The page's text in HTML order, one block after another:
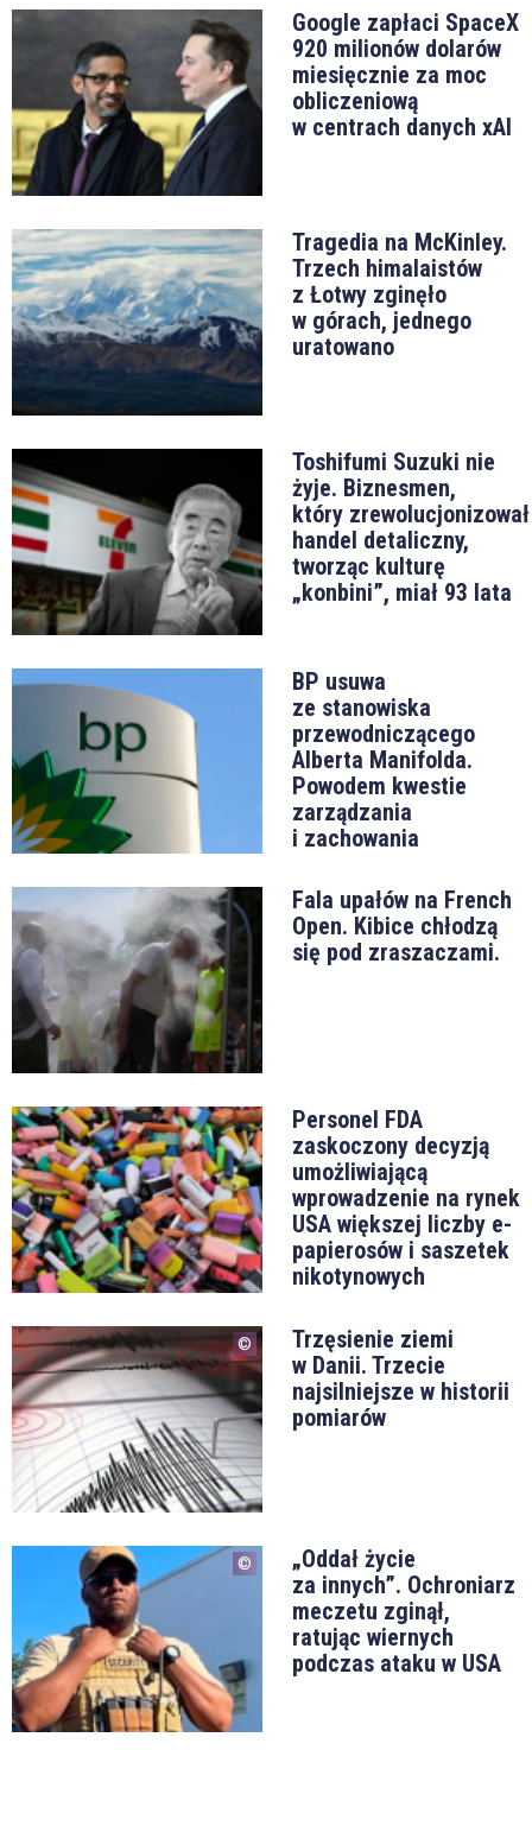
Google zapłaci SpaceX
920 milionów dolarów
miesięcznie za moc
obliczeniową
w centrach danych xAI
Tragedia na McKinley.
Trzech himalaistów
z Łotwy zginęło
w górach, jednego
uratowano
Toshifumi Suzuki nie
żyje. Biznesmen,
który zrewolucjonizował
handel detaliczny,
tworząc kulturę
„konbini”, miał 93 lata
BP usuwa
ze stanowiska
przewodniczącego
Alberta Manifolda.
Powodem kwestie
zarządzania
i zachowania
Fala upałów na French
Open. Kibice chłodzą
się pod zraszaczami.
Personel FDA
zaskoczony decyzją
umożliwiającą
wprowadzenie na rynek
USA większej liczby e-
papierosów i saszetek
nikotynowych
Trzęsienie ziemi
w Danii. Trzecie
najsilniejsze w historii
pomiarów
„Oddał życie
za innych”. Ochroniarz
meczetu zginął,
ratując wiernych
podczas ataku w USA